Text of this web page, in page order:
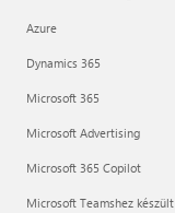
Azure
Dynamics 365
Microsoft 365
Microsoft Advertising
Microsoft 365 Copilot
Microsoft Teamshez készült